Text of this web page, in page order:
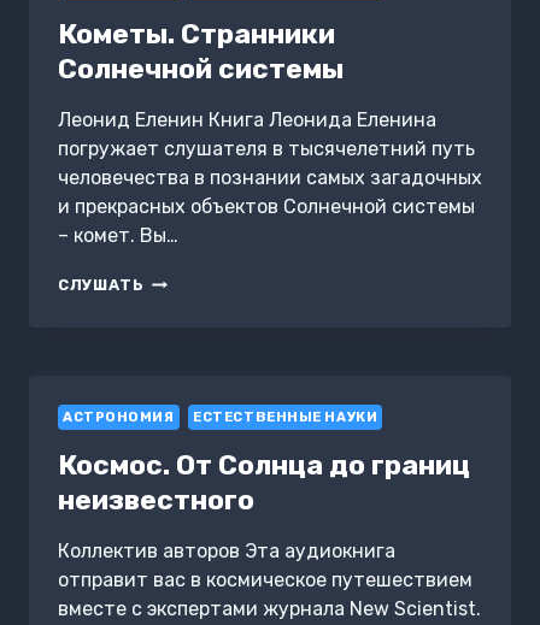
Кометы. Странники
Солнечной системы
Леонид Еленин Книга Леонида Еленина
погружает слушателя в тысячелетний путь
человечества в познании самых загадочных
и прекрасных объектов Солнечной системы
– комет. Вы…
СЛУШАТЬ КОМЕТЫ.
АСТРОНОМИЯ ЕСТЕСТВЕННЫЕ НАУКИ
Космос. От Солнца до границ
неизвестного
Коллектив авторов Эта аудиокнига
отправит вас в космическое путешествием
вместе с экспертами журнала New Scientist.